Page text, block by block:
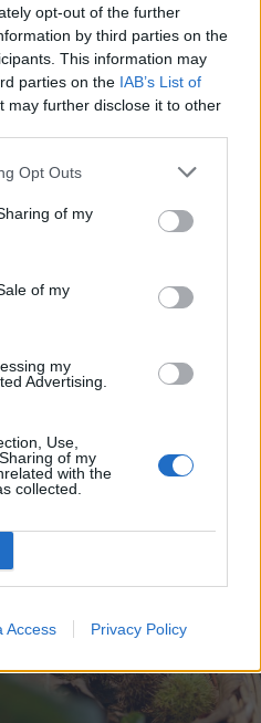
opt-out of the further
by third parties on the
This information may
parties on the IAB’s List of
may further disclose it to other
Opt Outs
of my
of my
my
Advertising.
Use,
of my
with the
collected.
Access Privacy Policy
kezdődik el